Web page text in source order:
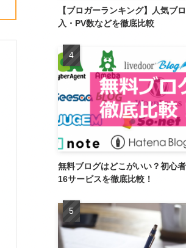
【ブロガーランキング】人気ブ
入・PV数などを徹底比較
無料ブログはどこがいい？初心
16サービスを徹底比較！